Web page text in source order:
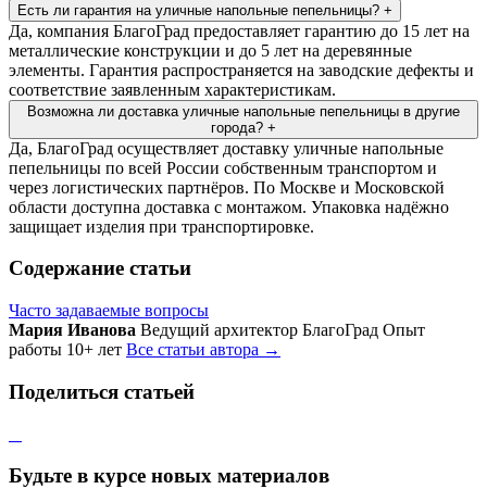
Есть ли гарантия на уличные напольные пепельницы? +
Да, компания БлагоГрад предоставляет гарантию до 15 лет на
металлические конструкции и до 5 лет на деревянные
элементы. Гарантия распространяется на заводские дефекты и
соответствие заявленным характеристикам.
Возможна ли доставка уличные напольные пепельницы в другие
города? +
Да, БлагоГрад осуществляет доставку уличные напольные
пепельницы по всей России собственным транспортом и
через логистических партнёров. По Москве и Московской
области доступна доставка с монтажом. Упаковка надёжно
защищает изделия при транспортировке.
Содержание статьи
Часто задаваемые вопросы
Мария Иванова Ведущий архитектор БлагоГрад Опыт
работы 10+ лет Все статьи автора →
Поделиться статьей
Будьте в курсе новых материалов